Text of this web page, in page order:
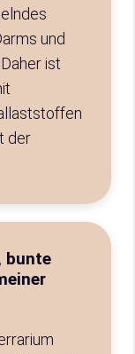
und
ist
der
bunte